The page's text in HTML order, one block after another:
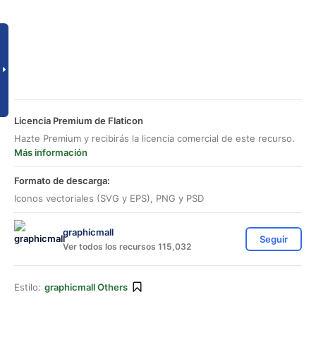
Licencia Premium de Flaticon
Hazte Premium y recibirás la licencia comercial de este recurso.
Más información
Formato de descarga:
Iconos vectoriales (SVG y EPS), PNG y PSD
graphicmall
Ver todos los recursos 115,032
Seguir
Estilo: graphicmall Others